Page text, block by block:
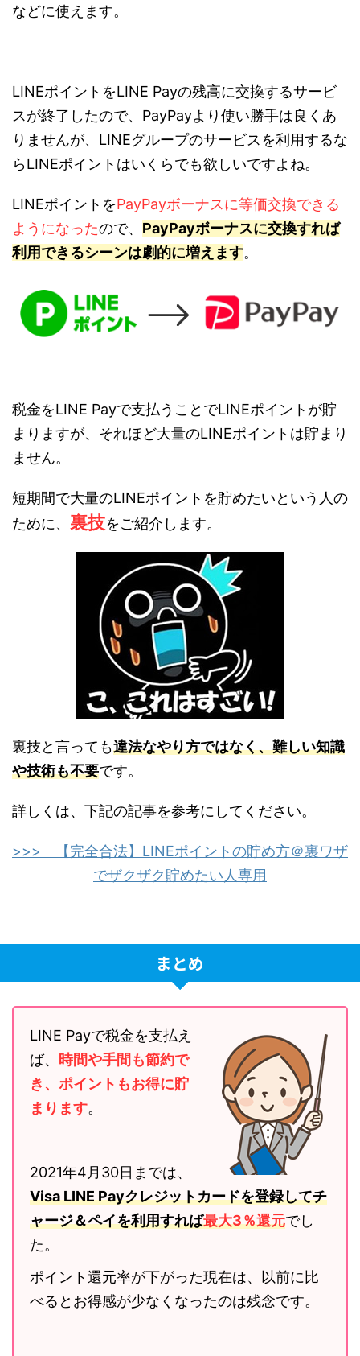
などに使えます。
LINEポイントをLINE Payの残高に交換するサービ
スが終了したので、PayPayより使い勝手は良くあ
りませんが、LINEグループのサービスを利用するな
らLINEポイントはいくらでも欲しいですよね。
LINEポイントをPayPayボーナスに等価交換できる
ようになったので、 PayPayボーナスに交換すれば
利用できるシーンは劇的に増えます。
税金をLINE Payで支払うことでLINEポイントが貯
まりますが、それほど大量のLINEポイントは貯まり
ません。
短期間で大量のLINEポイントを貯めたいという人の
ために、 裏技をご紹介します。
裏技と言っても違法なやり方ではなく、難しい知識
や技術も不要です。
詳しくは、下記の記事を参考にしてください。
>>> 【完全合法】LINEポイントの貯め方＠裏ワザ
でザクザク貯めたい人専用
まとめ
LINE Payで税金を支払え
ば、
時間や手間も節約で
き、ポイントもお得に貯
まります。
2021年4月30日までは、
Visa LINE Payクレジットカードを登録してチ
ャージ＆ペイを利用すれば最大3％還元でし
た。
ポイント還元率が下がった現在は、以前に比
べるとお得感が少なくなったのは残念です。